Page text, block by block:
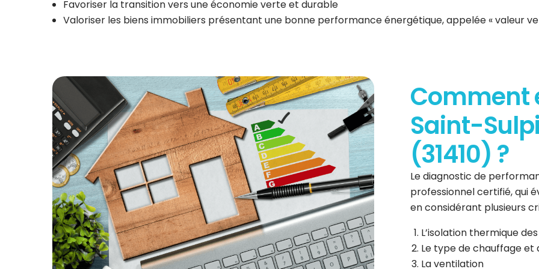
Favoriser la transition vers une économie verte et durable
Valoriser les biens immobiliers présentant une bonne performance énergétique, appelée « valeur
Comment
Saint-
(31410) ?
Le diagnostic de
professionnel certifié, qui
en considérant plusieurs
L’isolation thermique
Le type de chauffage et
La ventilation